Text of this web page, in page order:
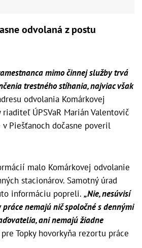
odvolaná z postu
mimo činnej služby trvá
trestného stíhania, najviac však
odvolania Komárkovej
riaditeľ ÚPSVaR Marián Valentovič
Piešťanoch dočasne poveril
malo Komárkovej odvolanie
stacionárov. Samotný úrad
informáciu popreli. „Nie, nesúvisí
nemajú nič spoločné s dennými
ani nemajú žiadne
Topky hovorkyňa rezortu práce